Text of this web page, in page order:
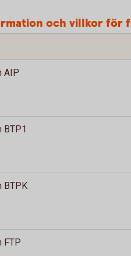
och villkor för
AIP
BTP1
BTPK
FTP